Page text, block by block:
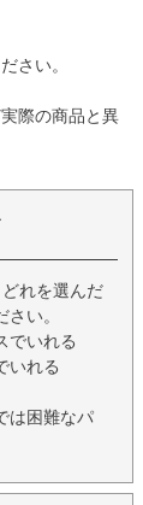
さい。
際の商品と異
れを選んだ
い。
でいれる
いれる
は困難なパ